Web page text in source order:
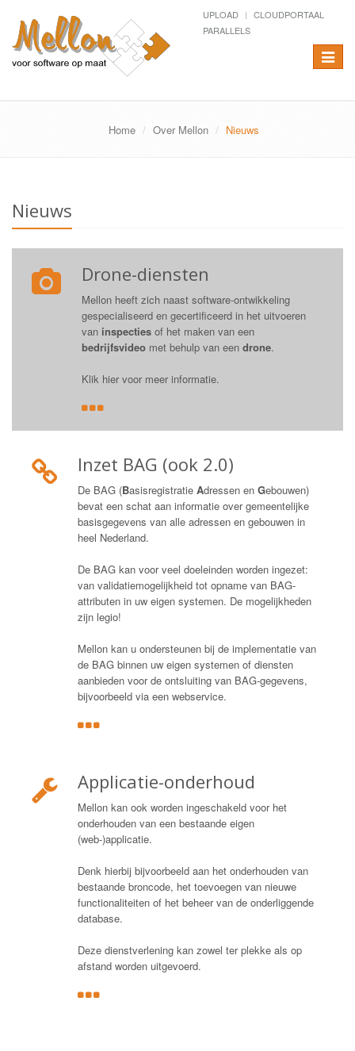
UPLOAD
CLOUDPORTAAL
PARALLELS
Toggle
Home Over Mellon Nieuws
Nieuws
Drone-diensten
Mellon heeft zich naast software-ontwikkeling
gespecialiseerd en gecertificeerd in het uitvoeren
van inspecties of het maken van een
bedrijfsvideo met behulp van een drone.
Klik hier voor meer informatie.
Inzet BAG (ook 2.0)
De BAG (Basisregistratie Adressen en Gebouwen)
bevat een schat aan informatie over gemeentelijke
basisgegevens van alle adressen en gebouwen in
heel Nederland.
De BAG kan voor veel doeleinden worden ingezet:
van validatiemogelijkheid tot opname van BAG-
attributen in uw eigen systemen. De mogelijkheden
zijn legio!
Mellon kan u ondersteunen bij de implementatie van
de BAG binnen uw eigen systemen of diensten
aanbieden voor de ontsluiting van BAG-gegevens,
bijvoorbeeld via een webservice.
Applicatie-onderhoud
Mellon kan ook worden ingeschakeld voor het
onderhouden van een bestaande eigen
(web-)applicatie.
Denk hierbij bijvoorbeeld aan het onderhouden van
bestaande broncode, het toevoegen van nieuwe
functionaliteiten of het beheer van de onderliggende
database.
Deze dienstverlening kan zowel ter plekke als op
afstand worden uitgevoerd.